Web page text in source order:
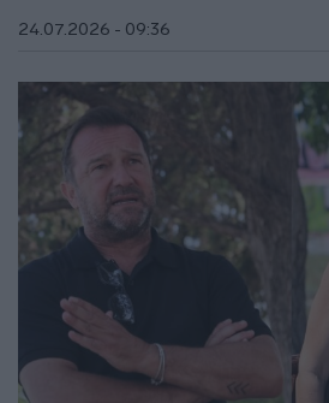
24.07.2026 - 09:36